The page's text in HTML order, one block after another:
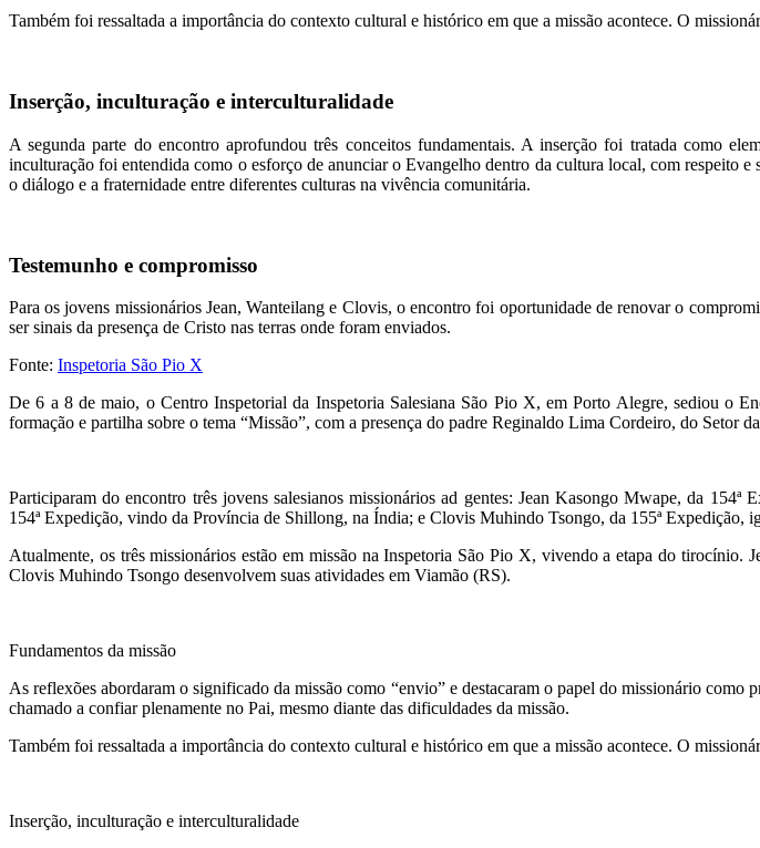
Também foi ressaltada a importância do contexto cultural e histórico em que a missão acontece. O
Inserção, inculturação e interculturalidade
A segunda parte do encontro aprofundou três conceitos fundamentais. A inserção foi tratada como
inculturação foi entendida como o esforço de anunciar o Evangelho dentro da cultura local, com respeito
o diálogo e a fraternidade entre diferentes culturas na vivência comunitária.
Testemunho e compromisso
Para os jovens missionários Jean, Wanteilang e Clovis, o encontro foi oportunidade de renovar o
ser sinais da presença de Cristo nas terras onde foram enviados.
Fonte: Inspetoria São Pio X
De 6 a 8 de maio, o Centro Inspetorial da Inspetoria Salesiana São Pio X, em Porto Alegre, sediou o
formação e partilha sobre o tema “Missão”, com a presença do padre Reginaldo Lima Cordeiro, do Setor
Participaram do encontro três jovens salesianos missionários ad gentes: Jean Kasongo Mwape, da
154ª Expedição, vindo da Província de Shillong, na Índia; e Clovis Muhindo Tsongo, da 155ª Expedição,
Atualmente, os três missionários estão em missão na Inspetoria São Pio X, vivendo a etapa do
Clovis Muhindo Tsongo desenvolvem suas atividades em Viamão (RS).
Fundamentos da missão
As reflexões abordaram o significado da missão como “envio” e destacaram o papel do missionário
chamado a confiar plenamente no Pai, mesmo diante das dificuldades da missão.
Também foi ressaltada a importância do contexto cultural e histórico em que a missão acontece. O
Inserção, inculturação e interculturalidade